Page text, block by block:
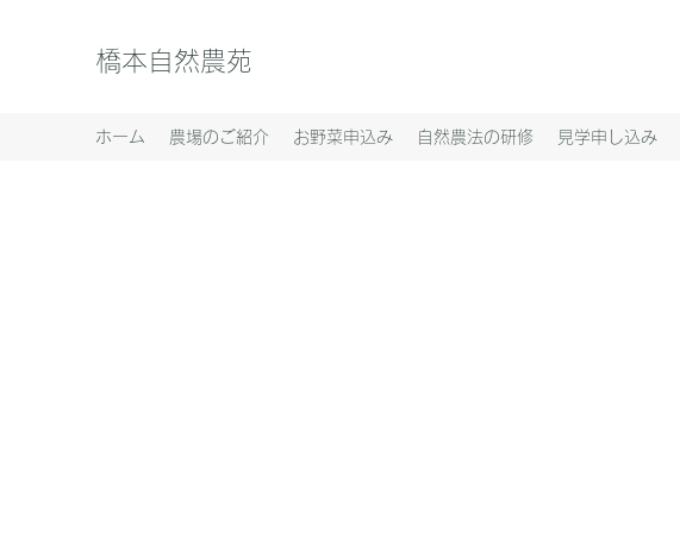
橋本自然農苑
ホーム 農場のご紹介 お野菜申込み 自然農法の研修 見学申し込み